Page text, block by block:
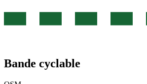
Bande cyclable